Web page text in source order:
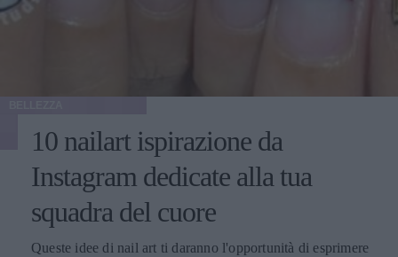
10 nailart ispirazione da
Instagram dedicate alla tua
squadra del cuore
Queste idee di nail art ti daranno l'opportunità di esprimere